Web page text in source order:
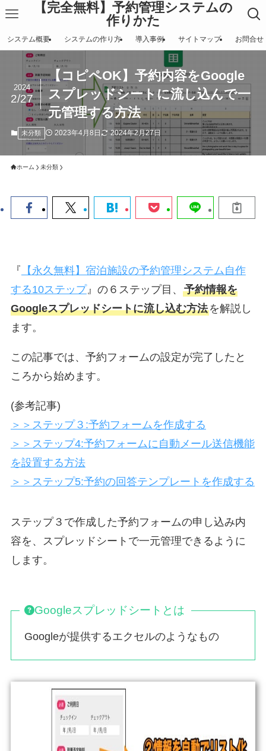
【完全無料】予約管理システムの
作りかた
システム概要 システムの作り方 導入事例 サイトマップ お問合せ
【コピペOK】予約内容をGoogle
スプレッドシートに流し込んで一
元管理する方法
2024
2/27
未分類 2023年4月8日 2024年2月27日
ホーム 未分類
『 【永久無料】宿泊施設の予約管理システム自作
する10ステップ』の６ステップ目、 予約情報を
Googleスプレッドシートに流し込む方法を解説し
ます。
この記事では、予約フォームの設定が完了したと
ころから始めます。
(参考記事)
＞＞ステップ３:予約フォームを作成する
＞＞ステップ4:予約フォームに自動メール送信機能
を設置する方法
＞＞ステップ5:予約の回答テンプレートを作成する
ステップ３で作成した予約フォームの申し込み内
容を、スプレッドシートで一元管理できるように
します。
Googleスプレッドシート とは
Googleが提供するエクセルのようなもの